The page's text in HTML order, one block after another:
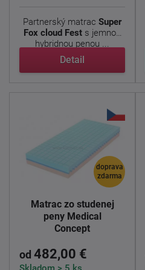
Partnerský matrac Super
Fox cloud Fest s jemnou
hybridnou penou ...
Detail
doprava
zdarma
Matrac zo studenej
peny Medical
Concept
od 482,00 €